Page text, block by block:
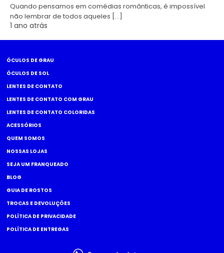
Quando pensamos em comédias românticas, é impossível
não lembrar de todos aqueles […]
1 ano atrás
ÓCULOS DE GRAU
ÓCULOS DE SOL
LENTES DE CONTATO
LENTES DE CONTATO COM GRAU
LENTES DE CONTATO COLORIDAS
ACESSÓRIOS
QUEM SOMOS
NOSSAS LOJAS
SEJA UM FRANQUEADO
BLOG
GUIA DE ROSTOS
TROCAS E DEVOLUÇÕES
POLÍTICA DE PRIVACIDADE
POLÍTICA DE ENTREGAS